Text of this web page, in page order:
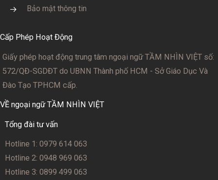
Bảo mật thông tin
Cấp Phép Hoạt Động
Giấy phép hoạt động trung tâm ngoại ngữ TẦM NHÌN VIỆT số:
572/QĐ-SGDĐT do UBNN Thành phố HCM - Sở Giáo Dục Và
Đào Tạo TPHCM cấp.
VỀ ngoại ngữ TẦM NHÌN VIỆT
Tổng đài tư vấn
Hotline 1: 0979 614 063
Hotline 2: 0948 969 063
Hotline 3: 0899 499 063